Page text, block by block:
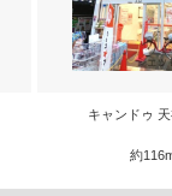
キャンドゥ
約